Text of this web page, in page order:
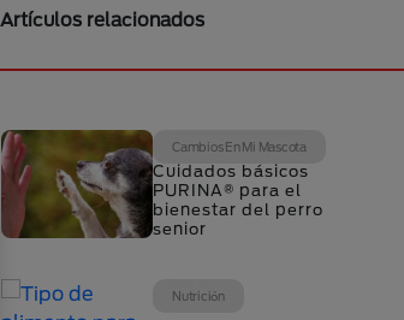
Artículos relacionados
Cambios En Mi Mascota
Cuidados básicos
PURINA® para el
bienestar del perro
senior
Nutrición